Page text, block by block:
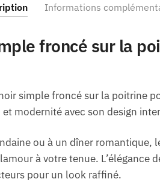
Informations
froncé sur la
simple froncé sur la poitrine
modernité avec son design
ou à un dîner
à votre tenue. L’élégance
pour un look raffiné.